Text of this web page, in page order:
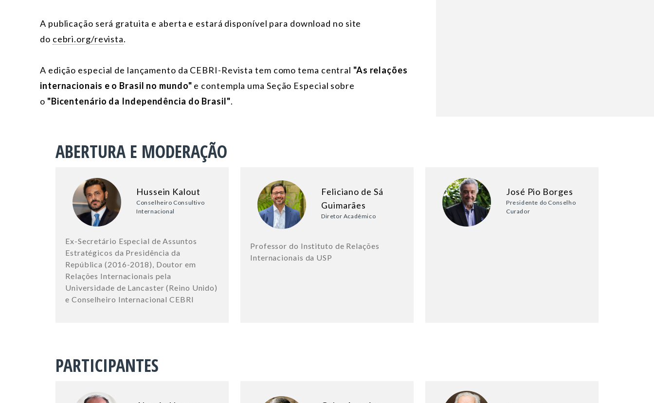
A publicação será gratuita e aberta e estará disponível para download no site
do cebri.org/revista.
A edição especial de lançamento da CEBRI-Revista tem como tema central "As relações
internacionais e o Brasil no mundo" e contempla uma Seção Especial sobre
o "Bicentenário da Independência do Brasil".
ABERTURA E MODERAÇÃO
Hussein Kalout
Conselheiro Consultivo
Internacional
Ex-Secretário Especial de Assuntos
Estratégicos da Presidência da
República (2016-2018), Doutor em
Relações Internacionais pela
Universidade de Lancaster (Reino Unido)
e Conselheiro Internacional CEBRI
Feliciano de Sá
Guimarães
Diretor Acadêmico
Professor do Instituto de Relações
Internacionais da USP
José Pio Borges
Presidente do Conselho
Curador
PARTICIPANTES